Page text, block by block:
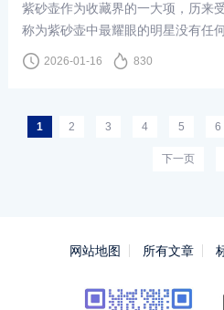
紫砂壶作为收藏界的一大项，历来
称为紫砂壶中最耀眼的明星没有任
对之梦寐以求。一把制作精良的全手
2026-01-16 830
1 2 3 4 5 6
下一页
网站地图 所有文章